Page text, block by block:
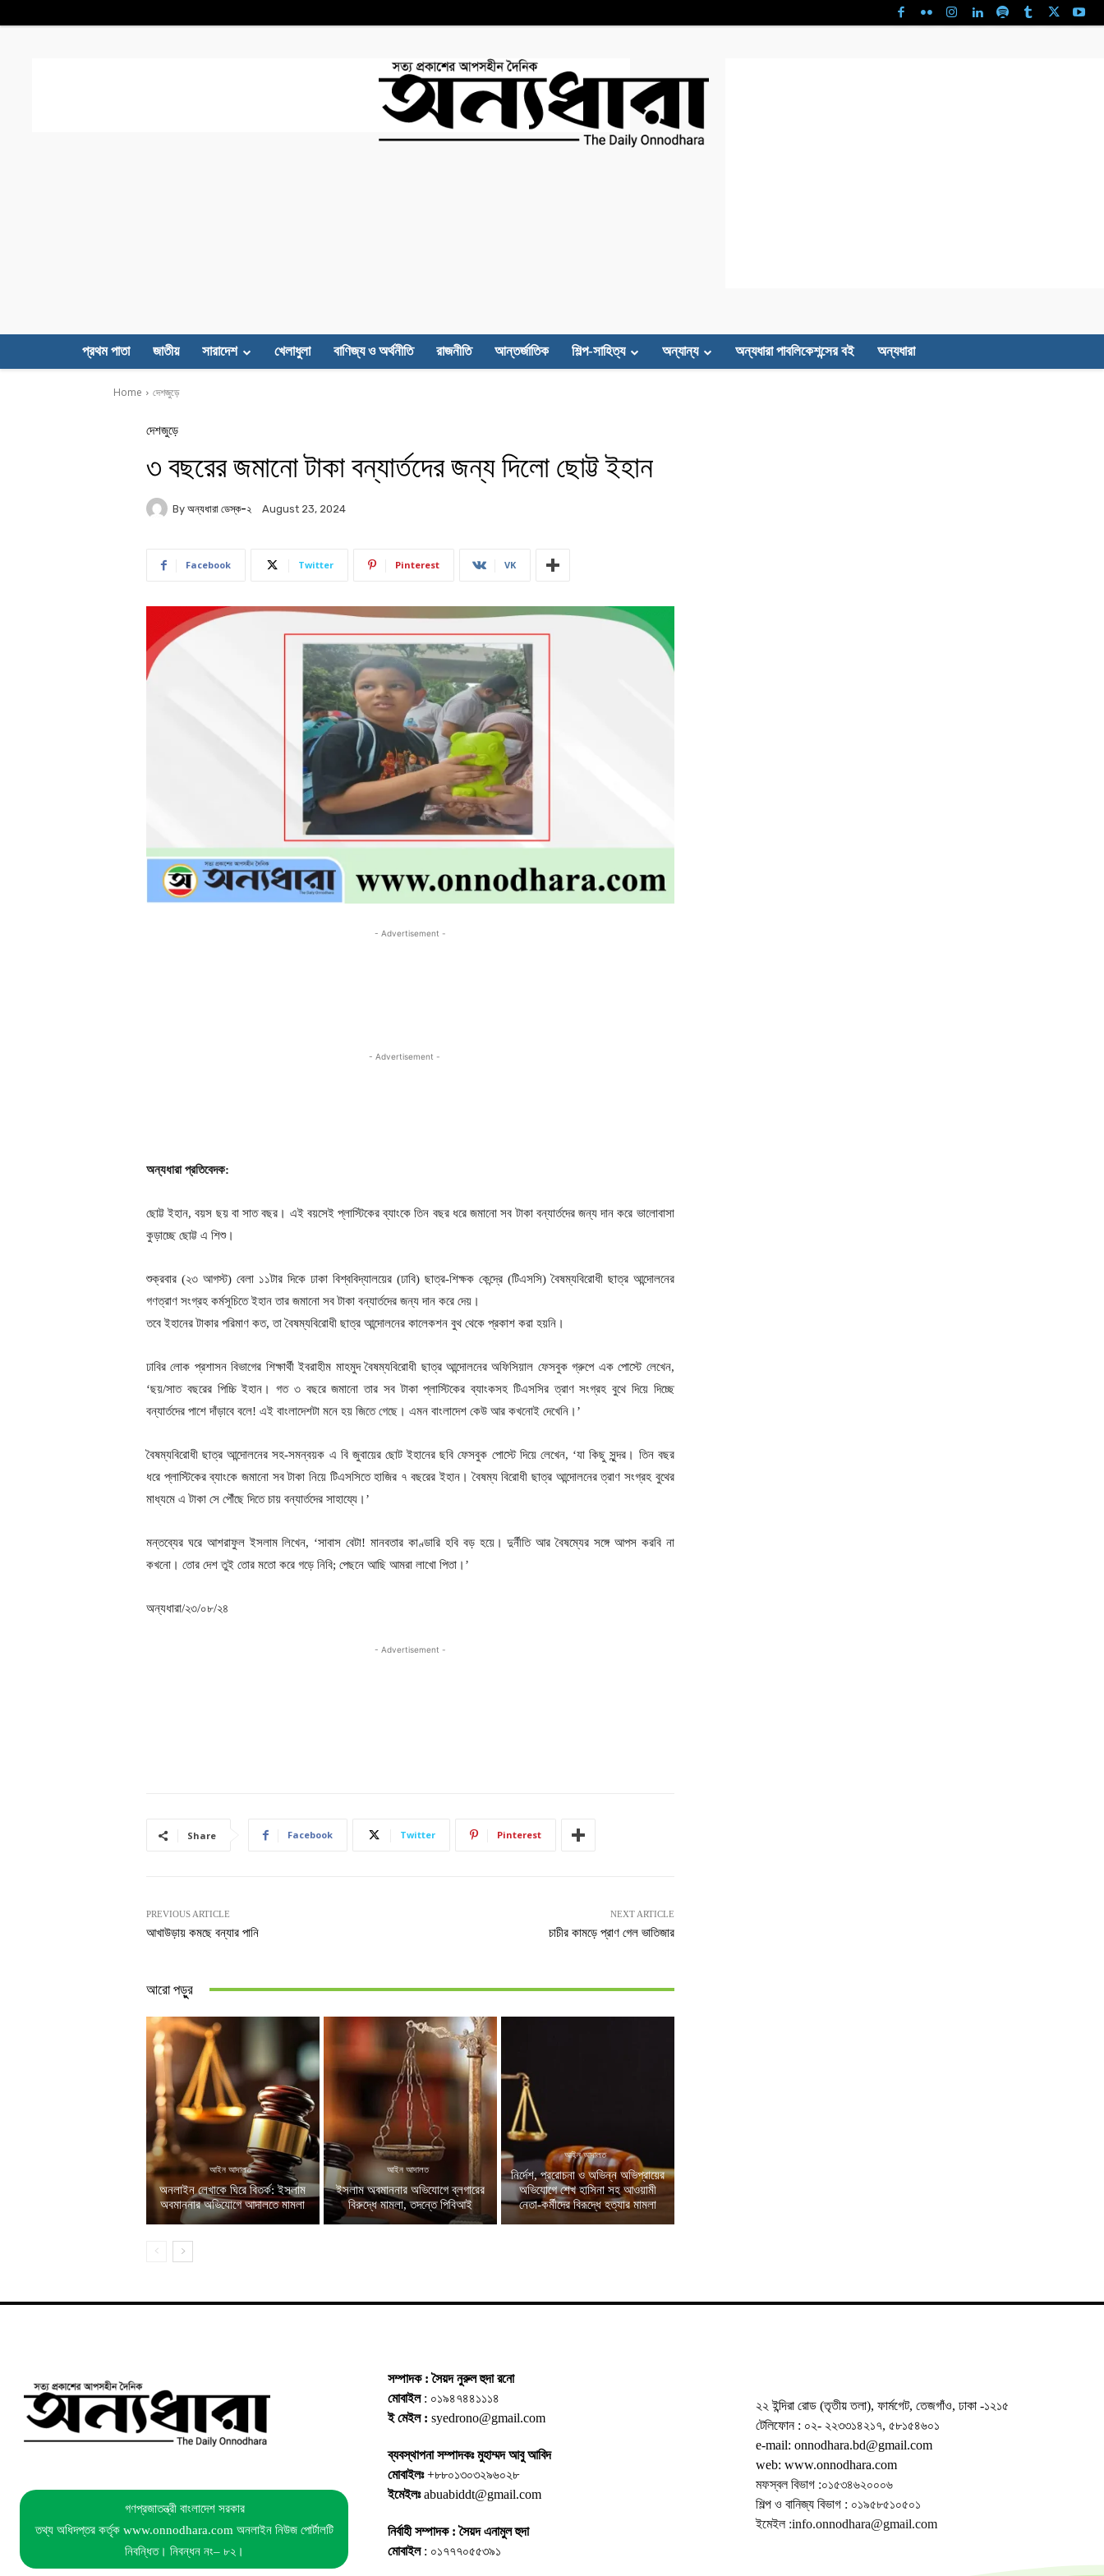
প্রথম পাতা জাতীয় সারাদেশ খেলাধুলা বাণিজ্য ও অর্থনীতি রাজনীতি আন্তর্জাতিক শিল্প-সাহিত্য অন্যান্য অন্যধারা পাবলিকেশন্সের বই অন্যধারা
Home দেশজুড়ে
দেশজুড়ে
৩ বছরের জমানো টাকা বন্যার্তদের জন্য দিলো ছোট্ট ইহান
By অন্যধারা ডেস্ক-২ August 23, 2024
Facebook Twitter Pinterest VK
- Advertisement -
- Advertisement -
অন্যধারা প্রতিবেদক:
ছোট্ট ইহান, বয়স ছয় বা সাত বছর। এই বয়সেই প্লাস্টিকের ব্যাংকে তিন বছর ধরে জমানো সব টাকা বন্যার্তদের জন্য দান করে ভালোবাসা
কুড়াচ্ছে ছোট্ট এ শিশু।
শুক্রবার (২৩ আগস্ট) বেলা ১১টার দিকে ঢাকা বিশ্ববিদ্যালয়ের (ঢাবি) ছাত্র-শিক্ষক কেন্দ্রে (টিএসসি) বৈষম্যবিরোধী ছাত্র আন্দোলনের
গণত্রাণ সংগ্রহ কর্মসূচিতে ইহান তার জমানো সব টাকা বন্যার্তদের জন্য দান করে দেয়।
তবে ইহানের টাকার পরিমাণ কত, তা বৈষম্যবিরোধী ছাত্র আন্দোলনের কালেকশন বুথ থেকে প্রকাশ করা হয়নি।
ঢাবির লোক প্রশাসন বিভাগের শিক্ষার্থী ইবরাহীম মাহমুদ বৈষম্যবিরোধী ছাত্র আন্দোলনের অফিসিয়াল ফেসবুক গ্রুপে এক পোস্টে লেখেন,
‘ছয়/সাত বছরের পিচ্চি ইহান। গত ৩ বছরে জমানো তার সব টাকা প্লাস্টিকের ব্যাংকসহ টিএসসির ত্রাণ সংগ্রহ বুথে দিয়ে দিচ্ছে
বন্যার্তদের পাশে দাঁড়াবে বলে! এই বাংলাদেশটা মনে হয় জিতে গেছে। এমন বাংলাদেশ কেউ আর কখনোই দেখেনি।’
বৈষম্যবিরোধী ছাত্র আন্দোলনের সহ-সমন্বয়ক এ বি জুবায়ের ছোট ইহানের ছবি ফেসবুক পোস্টে দিয়ে লেখেন, ‘যা কিছু সুন্দর। তিন বছর
ধরে প্লাস্টিকের ব্যাংকে জমানো সব টাকা নিয়ে টিএসসিতে হাজির ৭ বছরের ইহান। বৈষম্য বিরোধী ছাত্র আন্দোলনের ত্রাণ সংগ্রহ বুথের
মাধ্যমে এ টাকা সে পৌঁছে দিতে চায় বন্যার্তদের সাহায্যে।’
মন্তব্যের ঘরে আশরাফুল ইসলাম লিখেন, ‘সাবাস বেটা! মানবতার কাণ্ডারি হবি বড় হয়ে। দুর্নীতি আর বৈষম্যের সঙ্গে আপস করবি না
কখনো। তোর দেশ তুই তোর মতো করে গড়ে নিবি; পেছনে আছি আমরা লাখো পিতা।’
অন্যধারা/২৩/০৮/২৪
- Advertisement -
Share Facebook Twitter Pinterest
PREVIOUS ARTICLE
আখাউড়ায় কমছে বন্যার পানি
NEXT ARTICLE
চাচীর কামড়ে প্রাণ গেল ভাতিজার
আরো পড়ুুর
আইন আদালত
অনলাইন লেখাকে ঘিরে বিতর্ক: ইসলাম
অবমাননার অভিযোগে আদালতে মামলা
আইন আদালত
ইসলাম অবমাননার অভিযোগে ব্লগারের
বিরুদ্ধে মামলা, তদন্তে পিবিআই
আইন আদালত
নির্দেশ, প্ররোচনা ও অভিন্ন অভিপ্রায়ের
অভিযোগে শেখ হাসিনা সহ আওয়ামী
নেতা-কর্মীদের বিরূদ্ধে হত্যার মামলা
গণপ্রজাতন্ত্রী বাংলাদেশ সরকার
তথ্য অধিদপ্তর কর্তৃক www.onnodhara.com অনলাইন নিউজ পোর্টালটি
নিবন্ধিত। নিবন্ধন নং– ৮২।
সম্পাদক : সৈয়দ নুরুল হুদা রনো
মোবাইল: ০১৯৪৭৪৪১১১৪
ই মেইল : syedrono@gmail.com
ব্যবস্থাপনা সম্পাদকঃ মুহাম্মদ আবু আবিদ
মোবাইলঃ+৮৮০১৩০৩২৯৬০২৮
ইমেইলঃabuabiddt@gmail.com
নির্বাহী সম্পাদক : সৈয়দ এনামুল হুদা
মোবাইল: ০১৭৭৭০৫৫৩৯১
২২ ইন্দিরা রোড (তৃতীয় তলা), ফার্মগেট, তেজগাঁও, ঢাকা -১২১৫
টেলিফোন : ০২- ২২৩৩১৪২১৭, ৫৮১৫৪৬০১
e-mail: onnodhara.bd@gmail.com
web: www.onnodhara.com
মফস্বল বিভাগ :০১৫৩৪৬২০০০৬
শিল্প ও বানিজ্য বিভাগ : ০১৯৫৮৫১০৫০১
ইমেইল :info.onnodhara@gmail.com